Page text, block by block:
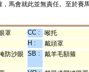
馬會就此並無責任。至於賽
罩 CC :
喉托
H :
戴頭罩
防沙眼 SB : 戴羊毛額箍